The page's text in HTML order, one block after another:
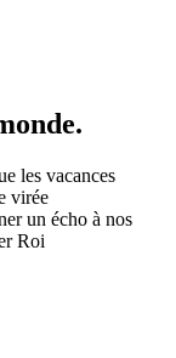
les vacances
virée
un écho à nos
Roi